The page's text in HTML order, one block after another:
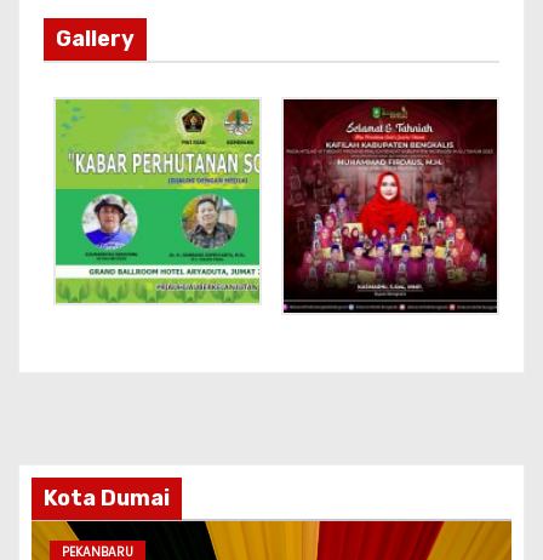
Gallery
Kota Dumai
PEKANBARU